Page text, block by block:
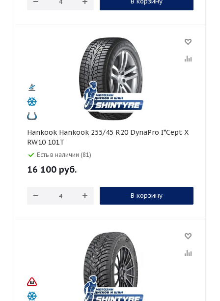
Hankook Hankook 255/45 R20 DynaPro I*Cept X
RW10 101T
Есть в наличии (81)
16 100 руб.
В корзину